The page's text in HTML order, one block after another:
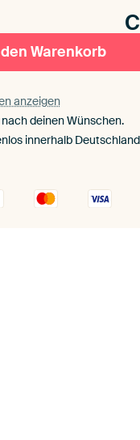
Warenkorb
anzeigen
deinen Wünschen.
innerhalb